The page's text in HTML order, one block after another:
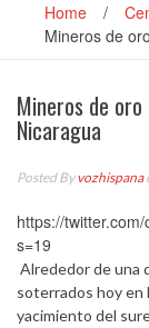
Home /
Mineros de
Mineros de
Nicaragua
Posted Byvozhispana
https://
s=19
Alrededor de una
soterrados hoy en
yacimiento del